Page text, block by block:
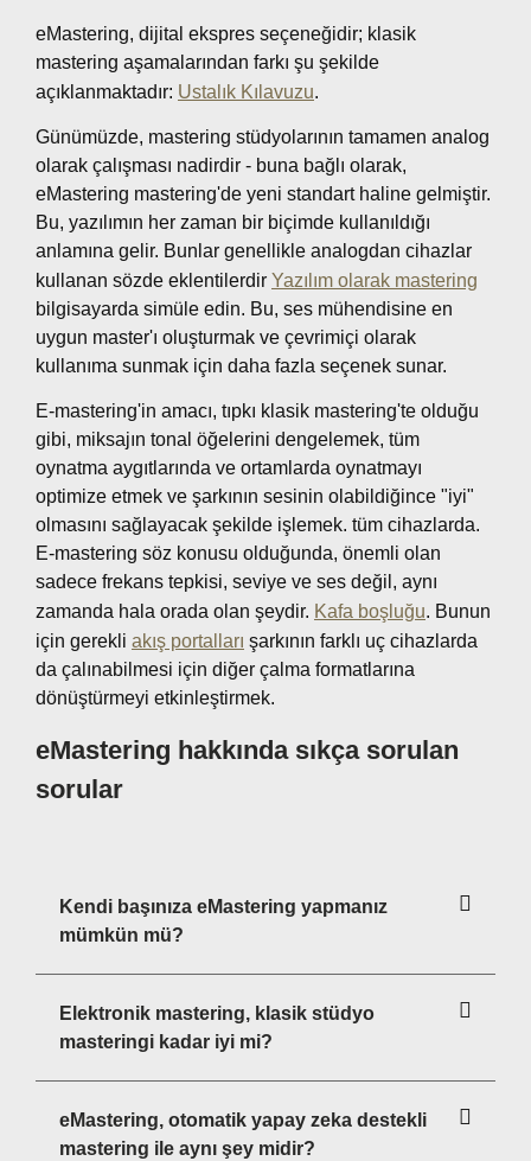
eMastering, dijital ekspres seçeneğidir; klasik
mastering aşamalarından farkı şu şekilde
açıklanmaktadır: Ustalık Kılavuzu.
Günümüzde, mastering stüdyolarının tamamen analog
olarak çalışması nadirdir - buna bağlı olarak,
eMastering mastering'de yeni standart haline gelmiştir.
Bu, yazılımın her zaman bir biçimde kullanıldığı
anlamına gelir. Bunlar genellikle analogdan cihazlar
kullanan sözde eklentilerdir Yazılım olarak mastering
bilgisayarda simüle edin. Bu, ses mühendisine en
uygun master'ı oluşturmak ve çevrimiçi olarak
kullanıma sunmak için daha fazla seçenek sunar.
E-mastering'in amacı, tıpkı klasik mastering'te olduğu
gibi, miksajın tonal öğelerini dengelemek, tüm
oynatma aygıtlarında ve ortamlarda oynatmayı
optimize etmek ve şarkının sesinin olabildiğince "iyi"
olmasını sağlayacak şekilde işlemek. tüm cihazlarda.
E-mastering söz konusu olduğunda, önemli olan
sadece frekans tepkisi, seviye ve ses değil, aynı
zamanda hala orada olan şeydir. Kafa boşluğu. Bunun
için gerekli akış portalları şarkının farklı uç cihazlarda
da çalınabilmesi için diğer çalma formatlarına
dönüştürmeyi etkinleştirmek.
eMastering hakkında sıkça sorulan
sorular
Kendi başınıza eMastering yapmanız
mümkün mü?
Elektronik mastering, klasik stüdyo
masteringi kadar iyi mi?
eMastering, otomatik yapay zeka destekli
mastering ile aynı şey midir?